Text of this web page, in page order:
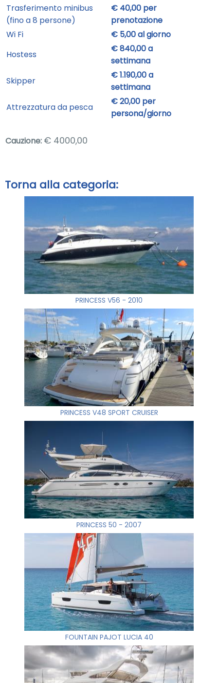
Trasferimento minibus
(fino a 8 persone)
€ 40,00 per
prenotazione
Wi Fi
€ 5,00 al giorno
Hostess
€ 840,00 a
settimana
Skipper
€ 1.190,00 a
settimana
Attrezzatura da pesca
€ 20,00 per
persona/giorno
Cauzione: € 4000,00
Torna alla categoria:
PRINCESS V56 - 2010
PRINCESS V48 SPORT CRUISER
PRINCESS 50 - 2007
FOUNTAIN PAJOT LUCIA 40